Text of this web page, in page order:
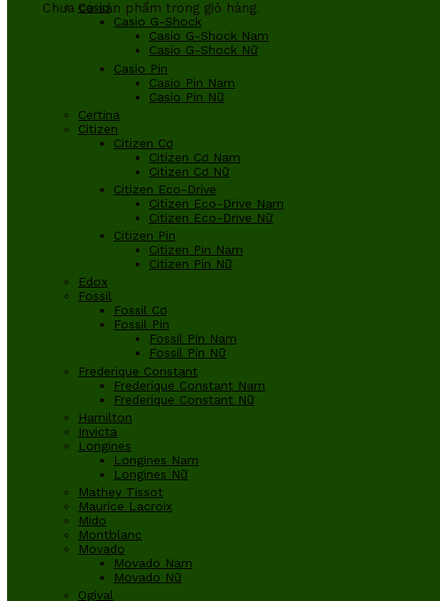
Chưa có sản phẩm trong giỏ hàng.
Casio
Casio G-Shock
Casio G-Shock Nam
Casio G-Shock Nữ
Casio Pin
Casio Pin Nam
Casio Pin Nữ
Certina
Citizen
Citizen Cơ
Citizen Cơ Nam
Citizen Cơ Nữ
Citizen Eco-Drive
Citizen Eco-Drive Nam
Citizen Eco-Drive Nữ
Citizen Pin
Citizen Pin Nam
Citizen Pin Nữ
Edox
Fossil
Fossil Cơ
Fossil Pin
Fossil Pin Nam
Fossil Pin Nữ
Frederique Constant
Frederique Constant Nam
Frederique Constant Nữ
Hamilton
Invicta
Longines
Longines Nam
Longines Nữ
Mathey Tissot
Maurice Lacroix
Mido
Montblanc
Movado
Movado Nam
Movado Nữ
Ogival